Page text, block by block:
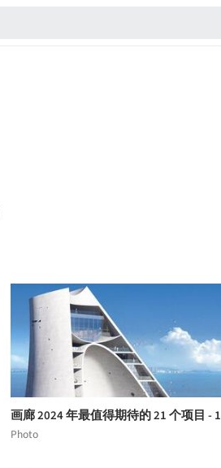
画廊 2024 年最值得期待的 21 个项目 - 1
Photo